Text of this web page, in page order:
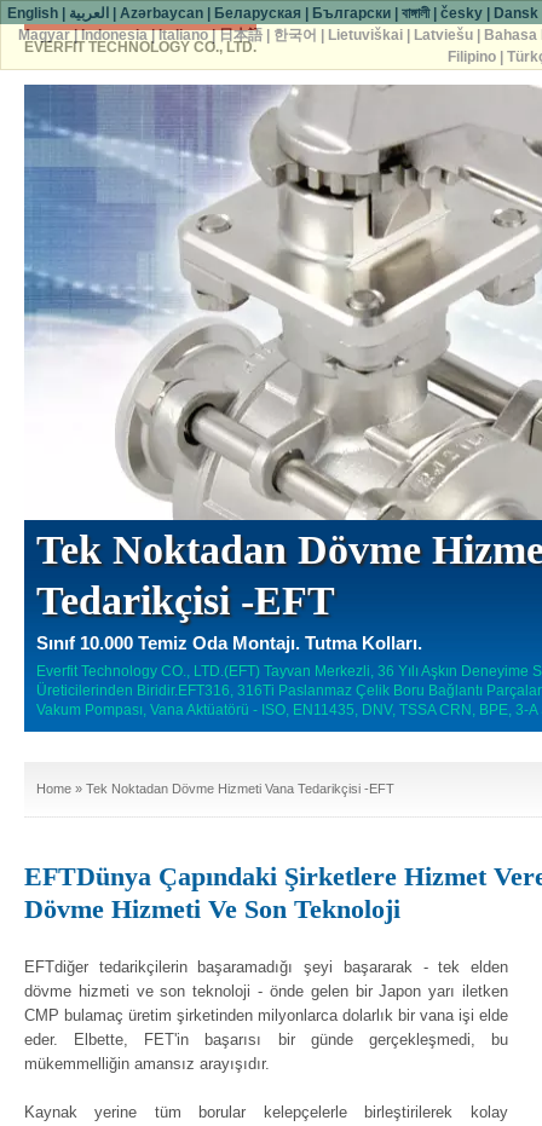
EVERFIT TECHNOLOGY CO., LTD.
Tek Noktadan Dövme
Tedarikçisi -EFT
Sınıf 10.000 Temiz Oda Montajı. Tutma Kolları.
Everfit Technology CO., LTD.(EFT) Tayvan Merkezli, 36 Yılı Aşkın
Üreticilerinden Biridir.EFT316, 316Ti Paslanmaz Çelik Boru Bağlantı
Vakum Pompası, Vana Aktüatörü - ISO, EN11435, DNV, TSSA CRN, BPE, 3-
Home » Tek Noktadan Dövme Hizmeti Vana Tedarikçisi -EFT
EFTDünya Çapındaki Şirketlere Hizmet
Dövme Hizmeti Ve Son Teknoloji
EFTdiğer tedarikçilerin başaramadığı şeyi başararak - tek elden
dövme hizmeti ve son teknoloji - önde gelen bir Japon yarı iletken
CMP bulamaç üretim şirketinden milyonlarca dolarlık bir vana işi elde
eder. Elbette, FET'in başarısı bir günde gerçekleşmedi, bu
mükemmelliğin amansız arayışıdır.
Kaynak yerine tüm borular kelepçelerle birleştirilerek kolay
English العربية |Azərbaycan Беларуская Български |বাঙ্গালী|česky Dansk
Magyar|Indonesia|Italiano|日本語| 한국어 Lietuviškai| Latviešu|
Bahasa
Filipino|